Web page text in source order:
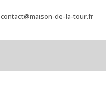
contact@maison-de-la-tour.fr